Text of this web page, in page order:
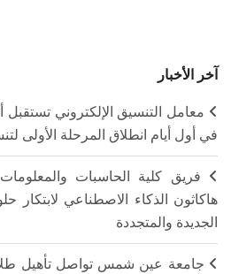
آخر الأخبار
في أول أيام انطلاق المرحلة الأولى
فريق كلية الحاسبات
هاكاثون الذكاء الاصطناعي
الجديدة والمتجددة
جامعة عين شمس تواصل تأهيل